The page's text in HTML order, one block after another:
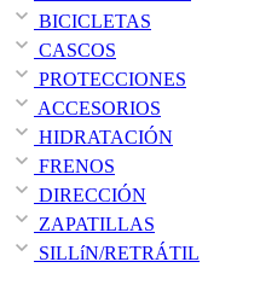
BICICLETAS
CASCOS
PROTECCIONES
ACCESORIOS
HIDRATACIÓN
FRENOS
DIRECCIÓN
ZAPATILLAS
SILLíN/RETRÁTIL